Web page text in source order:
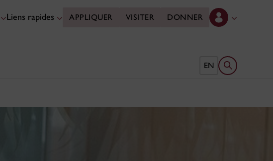
Liens rapides APPLIQUER VISITER DONNER
EN Ouvrir le